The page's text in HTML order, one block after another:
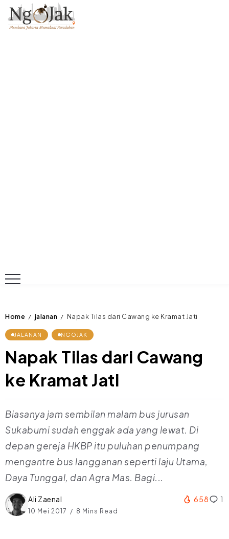
Home / jalanan / Napak Tilas dari Cawang ke Kramat Jati
JALANAN NGOJAK
Napak Tilas dari Cawang
ke Kramat Jati
Biasanya jam sembilan malam bus jurusan
Sukabumi sudah enggak ada yang lewat. Di
depan gereja HKBP itu puluhan penumpang
mengantre bus langganan seperti laju Utama,
Daya Tunggal, dan Agra Mas. Bagi...
Ali Zaenal
10 Mei 2017 8 Mins Read
658 1